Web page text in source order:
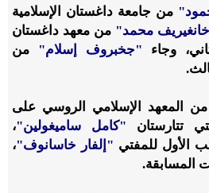
من جامعة داغستان الإسلامية
محمد" من معهد داغستان
وجاء "جخبروف إسلام" من
من المعهد الإسلامي الروسي على
تتارستان "كامل ساميغولين"،
الأول للمفتي "إلفار خاسانوف"،
المسابقة.